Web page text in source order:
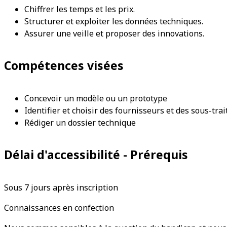
Chiffrer les temps et les prix.
Structurer et exploiter les données techniques.
Assurer une veille et proposer des innovations.
Compétences visées
Concevoir un modèle ou un prototype
Identifier et choisir des fournisseurs et des sous-
Rédiger un dossier technique
Délai d'accessibilité - Prérequis
Sous 7 jours après inscription
Connaissances en confection